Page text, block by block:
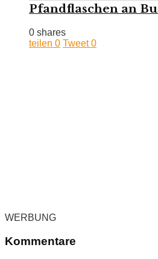
Pfandflaschen an
0 shares
teilen 0 Tweet 0
WERBUNG
Kommentare